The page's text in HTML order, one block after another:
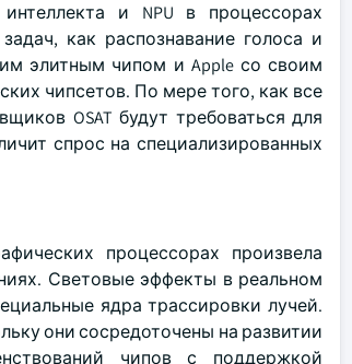
и NPU в процессорах
как распознавание голоса и
элитным чипом и Apple со своим
чипсетов. По мере того, как все
OSAT будут требоваться для
спрос на специализированных
процессорах произвела
Световые эффекты в реальном
ядра трассировки лучей.
они сосредоточены на развитии
чипов с поддержкой